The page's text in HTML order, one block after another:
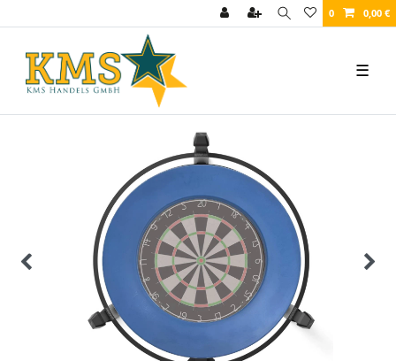
0 0,00 €
☰